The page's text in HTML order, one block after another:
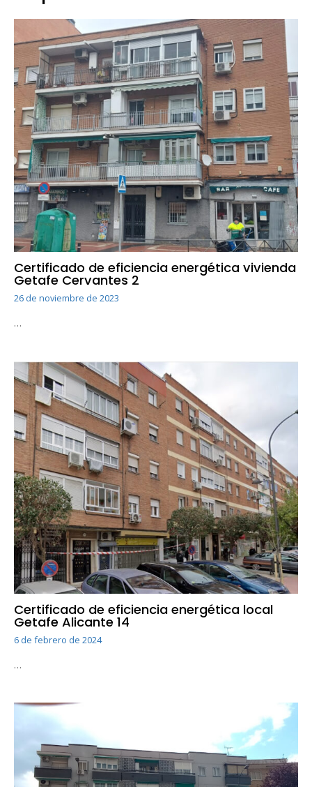
Certificado de eficiencia energética vivienda
Getafe Cervantes 2
26 de noviembre de 2023
…
Certificado de eficiencia energética local
Getafe Alicante 14
6 de febrero de 2024
…